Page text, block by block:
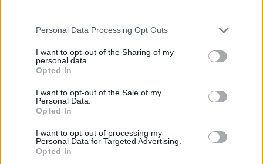
Please note that this website/app uses one or more Google
not limited to your visit or usage behaviour. You may click to
grant or deny consent to Google and its third-party tags to
use your data for below specified purposes in below Google
consent section.
Personal Data Processing Opt Outs
I want to opt-out of the Sharing of my
personal data.
Opted In
I want to opt-out of the Sale of my
Personal Data.
Opted In
I want to opt-out of processing my
Personal Data for Targeted Advertising.
Opted In
Κοινοποιήστε